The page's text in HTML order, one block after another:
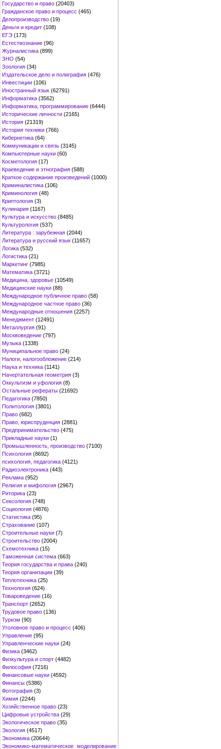
Государство и право (20403)
Гражданское право и процесс (465)
Делопроизводство (19)
Деньги и кредит (108)
ЕГЭ (173)
Естествознание (96)
Журналистика (899)
ЗНО (54)
Зоология (34)
Издательское дело и полиграфия (476)
Инвестиции (106)
Иностранный язык (62791)
Информатика (3562)
Информатика, программирование (6444)
Исторические личности (2165)
История (21319)
История техники (766)
Кибернетика (64)
Коммуникации и связь (3145)
Компьютерные науки (60)
Косметология (17)
Краеведение и этнография (588)
Краткое содержание произведений (1000)
Криминалистика (106)
Криминология (48)
Криптология (3)
Кулинария (1167)
Культура и искусство (8485)
Культурология (537)
Литература : зарубежная (2044)
Литература и русский язык (11657)
Логика (532)
Логистика (21)
Маркетинг (7985)
Математика (3721)
Медицина, здоровье (10549)
Медицинские науки (88)
Международное публичное право (58)
Международное частное право (36)
Международные отношения (2257)
Менеджмент (12491)
Металлургия (91)
Москвоведение (797)
Музыка (1338)
Муниципальное право (24)
Налоги, налогообложение (214)
Наука и техника (1141)
Начертательная геометрия (3)
Оккультизм и уфология (8)
Остальные рефераты (21692)
Педагогика (7850)
Политология (3801)
Право (682)
Право, юриспруденция (2881)
Предпринимательство (475)
Прикладные науки (1)
Промышленность, производство (7100)
Психология (8692)
психология, педагогика (4121)
Радиоэлектроника (443)
Реклама (952)
Религия и мифология (2967)
Риторика (23)
Сексология (748)
Социология (4876)
Статистика (95)
Страхование (107)
Строительные науки (7)
Строительство (2004)
Схемотехника (15)
Таможенная система (663)
Теория государства и права (240)
Теория организации (39)
Теплотехника (25)
Технология (624)
Товароведение (16)
Транспорт (2652)
Трудовое право (136)
Туризм (90)
Уголовное право и процесс (406)
Управление (95)
Управленческие науки (24)
Физика (3462)
Физкультура и спорт (4482)
Философия (7216)
Финансовые науки (4592)
Финансы (5386)
Фотография (3)
Химия (2244)
Хозяйственное право (23)
Цифровые устройства (29)
Экологическое право (35)
Экология (4517)
Экономика (20644)
Экономико-математическое моделирование